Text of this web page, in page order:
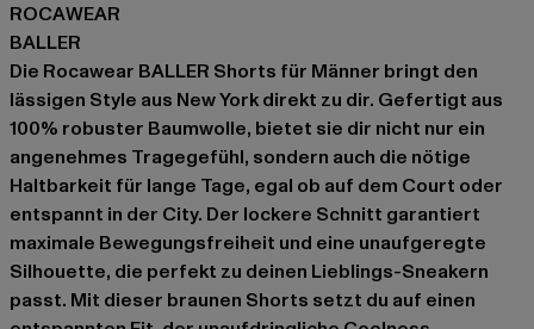
ROCAWEAR
BALLER
Die Rocawear BALLER Shorts für Männer bringt den
lässigen Style aus New York direkt zu dir. Gefertigt aus
100% robuster Baumwolle, bietet sie dir nicht nur ein
angenehmes Tragegefühl, sondern auch die nötige
Haltbarkeit für lange Tage, egal ob auf dem Court oder
entspannt in der City. Der lockere Schnitt garantiert
maximale Bewegungsfreiheit und eine unaufgeregte
Silhouette, die perfekt zu deinen Lieblings-Sneakern
passt. Mit dieser braunen Shorts setzt du auf einen